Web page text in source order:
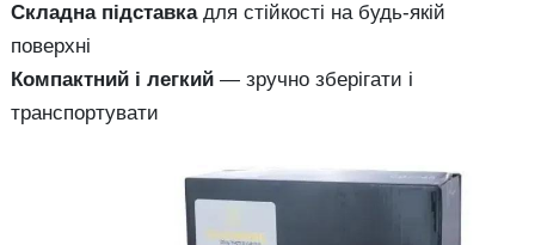
Складна підставкадля стійкості на будь-якій
поверхні
Компактний і легкий — зручно зберігати і
транспортувати